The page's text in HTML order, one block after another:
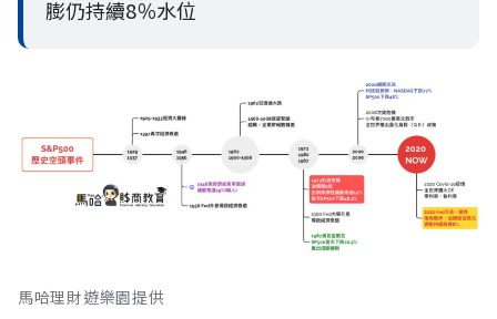
膨仍持續8％水位
馬哈理財遊樂園提供